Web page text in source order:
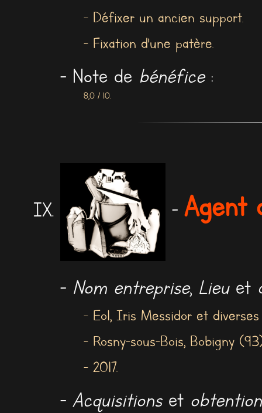
- Défixer un ancien support.
- Fixation d'une patère.
- Note de bénéfice:
8,0 / 10.
- Agent
- Nom entreprise, Lieuet
- Eol, Iris Messidor et
- Rosny-sous-Bois, Bobigny
- 2017.
- Acquisitionset